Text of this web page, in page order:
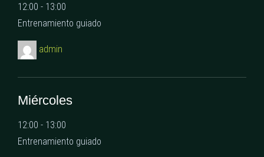
12:00 - 13:00
Entrenamiento guiado
admin
Miércoles
12:00 - 13:00
Entrenamiento guiado